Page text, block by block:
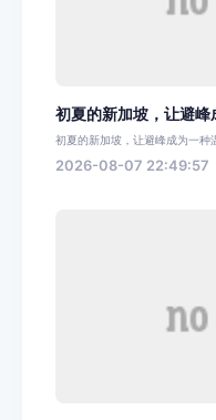
初夏的新加坡，让避峰
初夏的新加坡，让避峰成为一种
2026-08-07 22:49:57